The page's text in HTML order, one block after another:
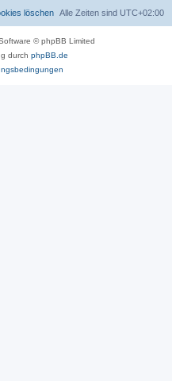
Alle Zeiten sind UTC+02:00
löschen
© phpBB Limited
durch phpBB.de